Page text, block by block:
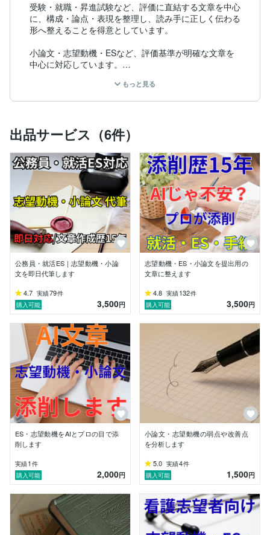
受験・就職・昇進試験など、評価に直結する文章を中心
に、構成・論点・表現を整理し、読み手に正しく伝わる
形へ整えることを得意としています。
小論文・志望動機・ESなど、評価基準が明確な文章を
中心に対応しています。
点的に整えます。
また、式典や公的な場で読まれる文章についても、語
調・敬意表現・慣例を踏まえ、違和感のない自然な文章
に仕上げます。
■対応分野
・小論文（大学受験／看護学校／編入／昇進試験）
・志望動機・ES（就活／公務員）
・昇進試験・人事評価用論述
・ビジネス文書・社内資料
・手紙・スピーチ
・論点を整理し、読みやすい文章に整えます
・評価者視点で、合否・評価に関わる部分を重点修正し
ます
・添削・リライト・文章作成すべて対応可能です
■ご相談について
・原稿が未完成でも対応可能です
・事前相談のみでも歓迎しています
「この文章で大丈夫か不安」
「評価される形に整えたい」
そんなときはお気軽にご相談ください。
・高等学校教諭一種免許状（英語）
・メンタル心理カウンセラー
※資格は文章構成・ヒアリングの補助として活用してい
ます。
もっと見る
出品サービス（6件）
公務員・就活ES｜志望動機・小論
文を即日代筆します
4.7 実績79件
購入可能
3,500円
志望動機・ES・小論文を提出用の
文章に整えます
4.8 実績132件
購入可能
3,500円
ES・志望動機をAIとプロの目で添
削します
実績1 件
購入可能
2,000円
小論文・志望動機の弱点や改善点
を分析します
5.0 実績4件
購入可能
1,500円